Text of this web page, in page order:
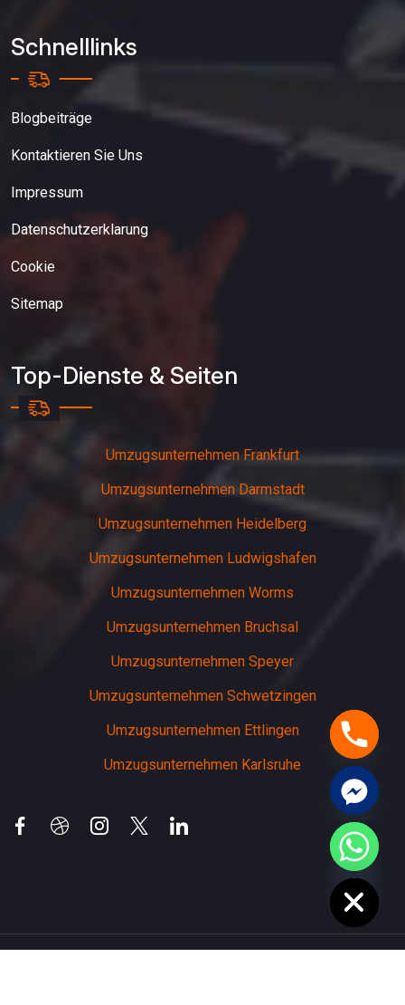
Schnelllinks
Blogbeiträge
Kontaktieren Sie Uns
Impressum
Datenschutzerklarung
Cookie
Sitemap
Top-Dienste & Seiten
Umzugsunternehmen Frankfurt
Umzugsunternehmen Darmstadt
Umzugsunternehmen Heidelberg
Umzugsunternehmen Ludwigshafen
Umzugsunternehmen Worms
Umzugsunternehmen Bruchsal
Umzugsunternehmen Speyer
Umzugsunternehmen Schwetzingen
Umzugsunternehmen Ettlingen
Umzugsunternehmen Karlsruhe
Hide
chaty